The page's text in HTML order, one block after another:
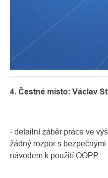
4. Čestné místo: Václav
- detailní záběr práce ve
žádný rozpor s
návodem k použití OOPP.